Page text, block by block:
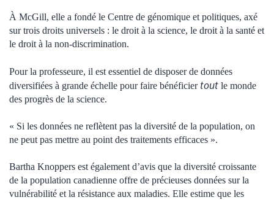
À McGill, elle a fondé le Centre de génomique et politiques, axé
sur trois droits universels : le droit à la science, le droit à la santé et
le droit à la non-discrimination.
Pour la professeure, il est essentiel de disposer de données
diversifiées à grande échelle pour faire bénéficier tout le monde
des progrès de la science.
« Si les données ne reflètent pas la diversité de la population, on
ne peut pas mettre au point des traitements efficaces ».
Bartha Knoppers est également d’avis que la diversité croissante
de la population canadienne offre de précieuses données sur la
vulnérabilité et la résistance aux maladies. Elle estime que les